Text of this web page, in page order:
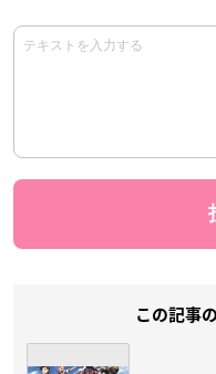
この記事